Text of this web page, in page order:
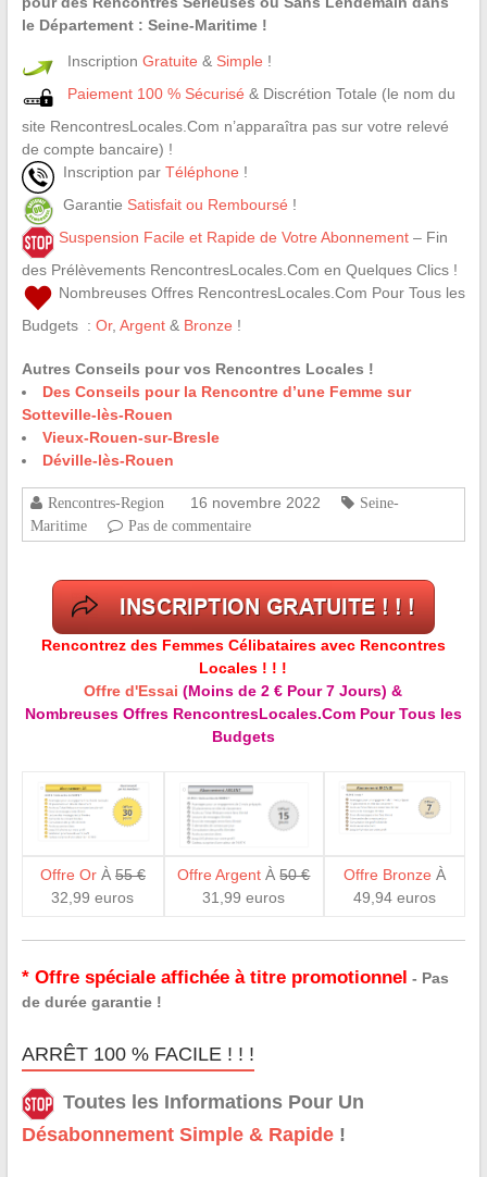
le Département : Seine-Maritime !
Inscription Gratuite & Simple !
Paiement 100 % Sécurisé & Discrétion Totale (le nom du
site RencontresLocales.Com n’apparaîtra pas sur votre relevé
de compte bancaire) !
Inscription par Téléphone !
Garantie Satisfait ou Remboursé !
Suspension Facile et Rapide de Votre Abonnement– Fin
des Prélèvements RencontresLocales.Com en Quelques Clics !
Nombreuses Offres RencontresLocales.Com Pour Tous les
Budgets : Or, Argent& Bronze !
Autres Conseils pour vos Rencontres Locales !
Des Conseils pour la Rencontre d’une Femme sur
Sotteville-lès-Rouen
Vieux-Rouen-sur-Bresle
Déville-lès-Rouen
Rencontres-Region 16 novembre 2022
Seine-
Maritime
Pas de commentaire
Rencontrez des Femmes Célibataires avec Rencontres
Locales ! ! !
Offre d'Essai (Moins de 2 € Pour 7 Jours) &
Nombreuses Offres RencontresLocales.Com Pour Tous les
Budgets
Offre OrÀ 55 €
32,99 euros
Offre Argent À50 €
31,99 euros
Offre Bronze À
49,94 euros
* Offre spéciale affichée à titre promotionnel - Pas
de durée garantie !
ARRÊT 100 % FACILE ! ! !
Toutes les Informations Pour Un
Désabonnement Simple & Rapide!